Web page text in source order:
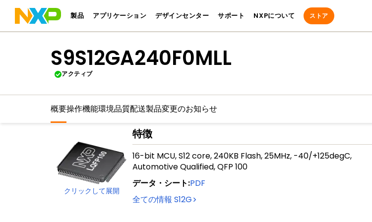
製品 アプリケーション デザインセンター サポート NXPについて ストア
S9S12GA240F0MLL
アクティブ
概要操作機能環境品質配送製品変更のお知らせ
クリックして展開
特徴
16-bit MCU, S12 core, 240KB Flash, 25MHz, -40/+125degC,
Automotive Qualified, QFP 100
データ・シート:PDF
全ての情報 S12G